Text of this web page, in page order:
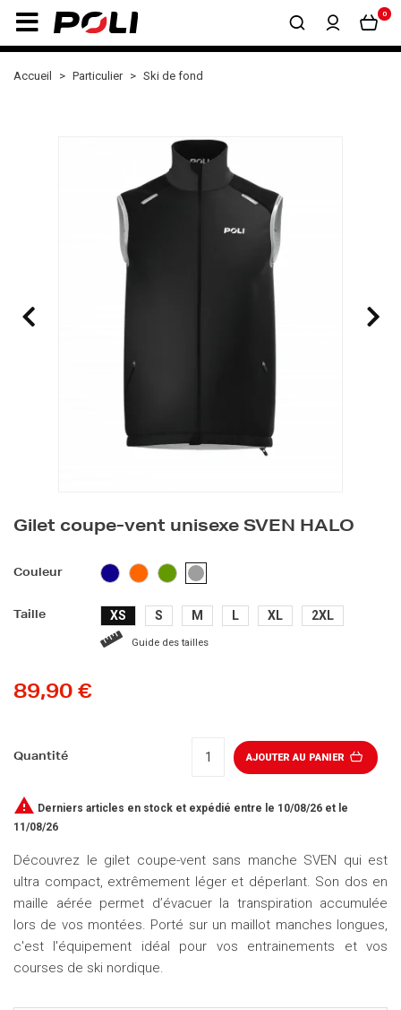
0
Accueil Particulier Ski de fond
Gilet coupe-vent unisexe SVEN HALO
Couleur
BLEU
FONCÉ
ORANGE
VERTGRIS
Taille XS S M L XL 2XL
Guide des tailles
89,90 €
Quantité AJOUTER AU PANIER
 Derniers articles en stock et expédié entre le 10/08/26 et le
11/08/26
Découvrez le gilet coupe-vent sans manche SVEN qui est
ultra compact, extrêmement léger et déperlant. Son dos en
maille aérée permet d’évacuer la transpiration accumulée
lors de vos montées. Porté sur un maillot manches longues,
c'est l'équipement idéal pour vos entrainements et vos
courses de ski nordique.